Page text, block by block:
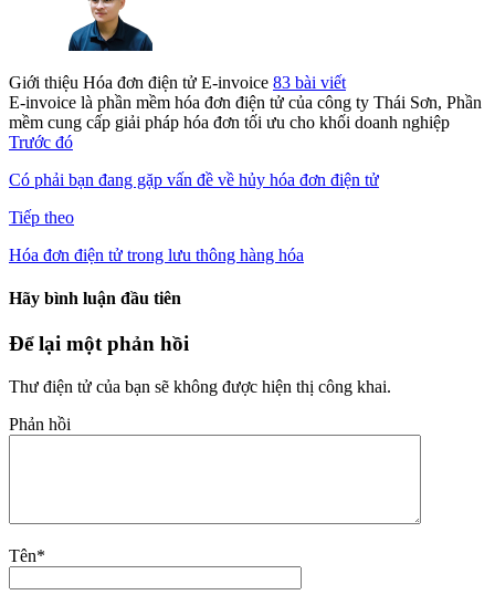
Giới thiệu Hóa đơn điện tử E-invoice 83 bài viết
E-invoice là phần mềm hóa đơn điện tử của công ty Thái Sơn, Phần
mềm cung cấp giải pháp hóa đơn tối ưu cho khối doanh nghiệp
Trước đó
Có phải bạn đang gặp vấn đề về hủy hóa đơn điện tử
Tiếp theo
Hóa đơn điện tử trong lưu thông hàng hóa
Hãy bình luận đầu tiên
Để lại một phản hồi
Thư điện tử của bạn sẽ không được hiện thị công khai.
Phản hồi
Tên*